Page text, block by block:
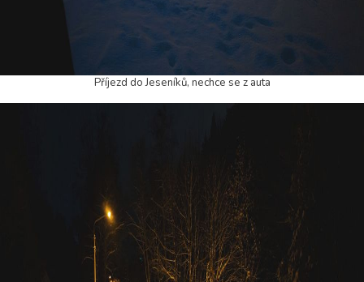
Příjezd do Jeseníků, nechce se z auta